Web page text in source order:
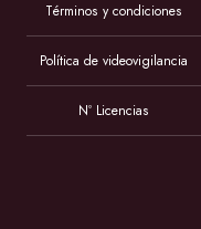
Términos y condiciones
Política de videovigilancia
Nº Licencias